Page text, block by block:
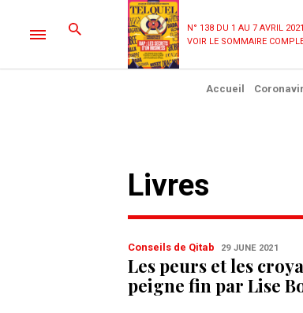
N° 138 DU 1 AU 7 AVRIL 2021
VOIR LE SOMMAIRE
Accueil
Livres
Conseils de Qitab 29 JUNE 2021
Les peurs et les
peigne fin par Lise